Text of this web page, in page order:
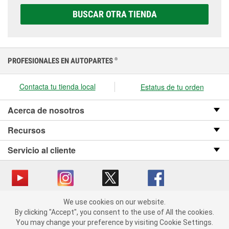
correcta para tu vehículo y presupuesto.
BUSCAR OTRA TIENDA
We use cookies on our website. By clicking "Accept", you consent
to the use of All the cookies.
PROFESIONALES EN AUTOPARTES ®
Contacta tu tienda local Estatus de tu orden
Acerca de nosotros
Recursos
Servicio al cliente
Copyright © 2008-2026 O’Reilly Auto Parts v OST_3.2.0.0.729 (3) cv1361
catalog_main
We use cookies on our website.
By clicking "Accept", you consent to the use of All the cookies.
You may change your preference by visiting Cookie Settings.